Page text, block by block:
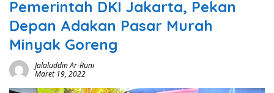
Pemerintah DKI Jakarta, Pekan
Depan Adakan Pasar Murah
Minyak Goreng
Jalaluddin Ar-Runi
Maret 19, 2022